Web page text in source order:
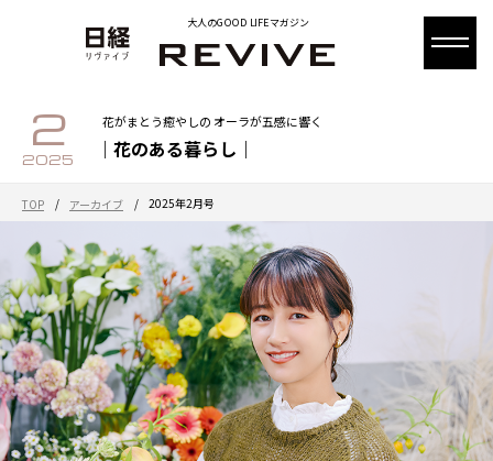
大人のGOOD LIFEマガジン
2
2025
花がまとう癒やしの オーラが五感に響く
｜花のある暮らし｜
TOP / アーカイブ / 2025年2月号